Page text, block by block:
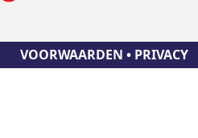
VOORWAARDEN • PRIVACY